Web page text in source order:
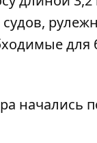
для
начались